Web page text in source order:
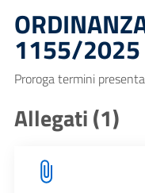
1155/2025
Proroga termini
Allegati (1)